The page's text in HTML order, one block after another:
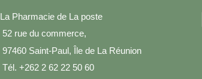
La Pharmacie de La poste
52 rue du commerce,
97460 Saint-Paul, Île de La Réunion
Tél. +262 2 62 22 50 60